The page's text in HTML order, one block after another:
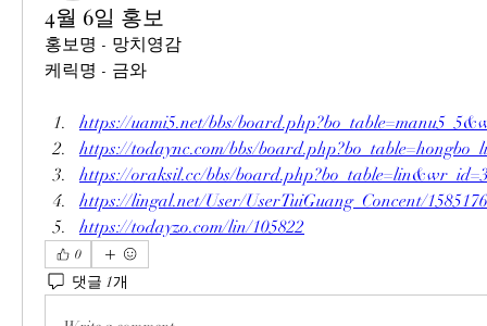
4월 6일 홍보
홍보명 - 망치영감
케릭명 - 금와
https://uami5.net/bbs/
https://todaync.com/bbs/
https://oraksil.cc/bbs/
https://lingal.net/User/UserTuiGuang_Concent/1585176
https://todayzo.com/lin/105822
0
댓글 1개